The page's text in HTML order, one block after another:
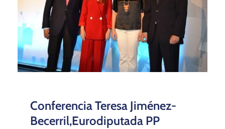
Conferencia Teresa Jiménez-
Becerril,Eurodiputada PP